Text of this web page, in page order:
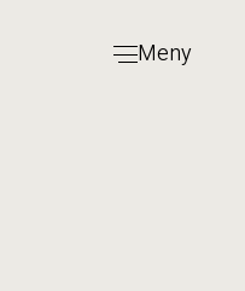
Meny